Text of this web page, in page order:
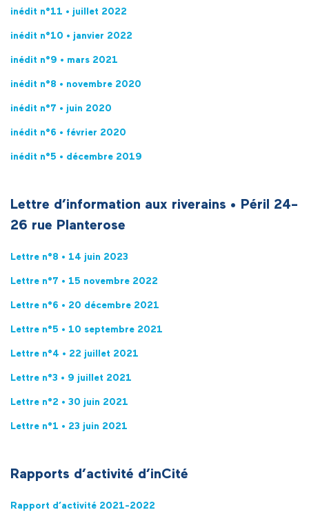
inédit n°11 • juillet 2022
inédit n°10 • janvier 2022
inédit n°9 • mars 2021
inédit n°8 • novembre 2020
inédit n°7 • juin 2020
inédit n°6 • février 2020
inédit n°5 • décembre 2019
Lettre d’information aux riverains • Péril 24-
26 rue Planterose
Lettre n°8 • 14 juin 2023
Lettre n°7 • 15 novembre 2022
Lettre n°6 • 20 décembre 2021
Lettre n°5 • 10 septembre 2021
Lettre n°4 • 22 juillet 2021
Lettre n°3 • 9 juillet 2021
Lettre n°2 • 30 juin 2021
Lettre n°1 • 23 juin 2021
Rapports d’activité d’inCité
Rapport d’activité 2021-2022